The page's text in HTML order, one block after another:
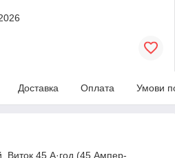
Доставка Оплата Умови
Виток 45 А·год (45 Ампер-